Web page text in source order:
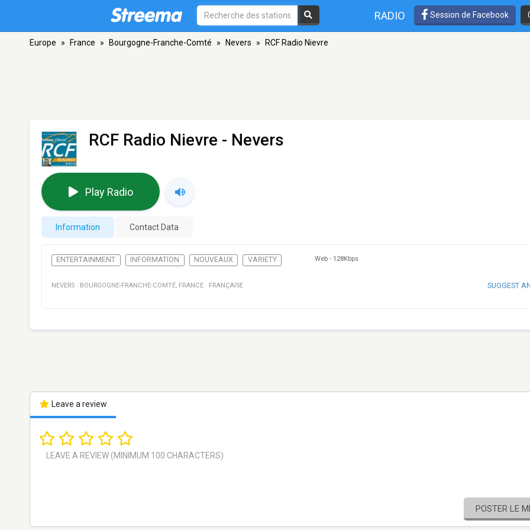
RADIO Session de Facebook
Europe » France » Bourgogne-Franche-Comté » Nevers » RCF Radio Nievre
RCF Radio Nievre - Nevers
Play Radio
Information Contact Data
ENTERTAINMENT INFORMATION NOUVEAUX VARIETY Web - 128Kbps
NEVERS · BOURGOGNE-FRANCHE-COMTÉ, FRANCE · FRANÇAISE SUGGEST
Leave a review
POSTER LE